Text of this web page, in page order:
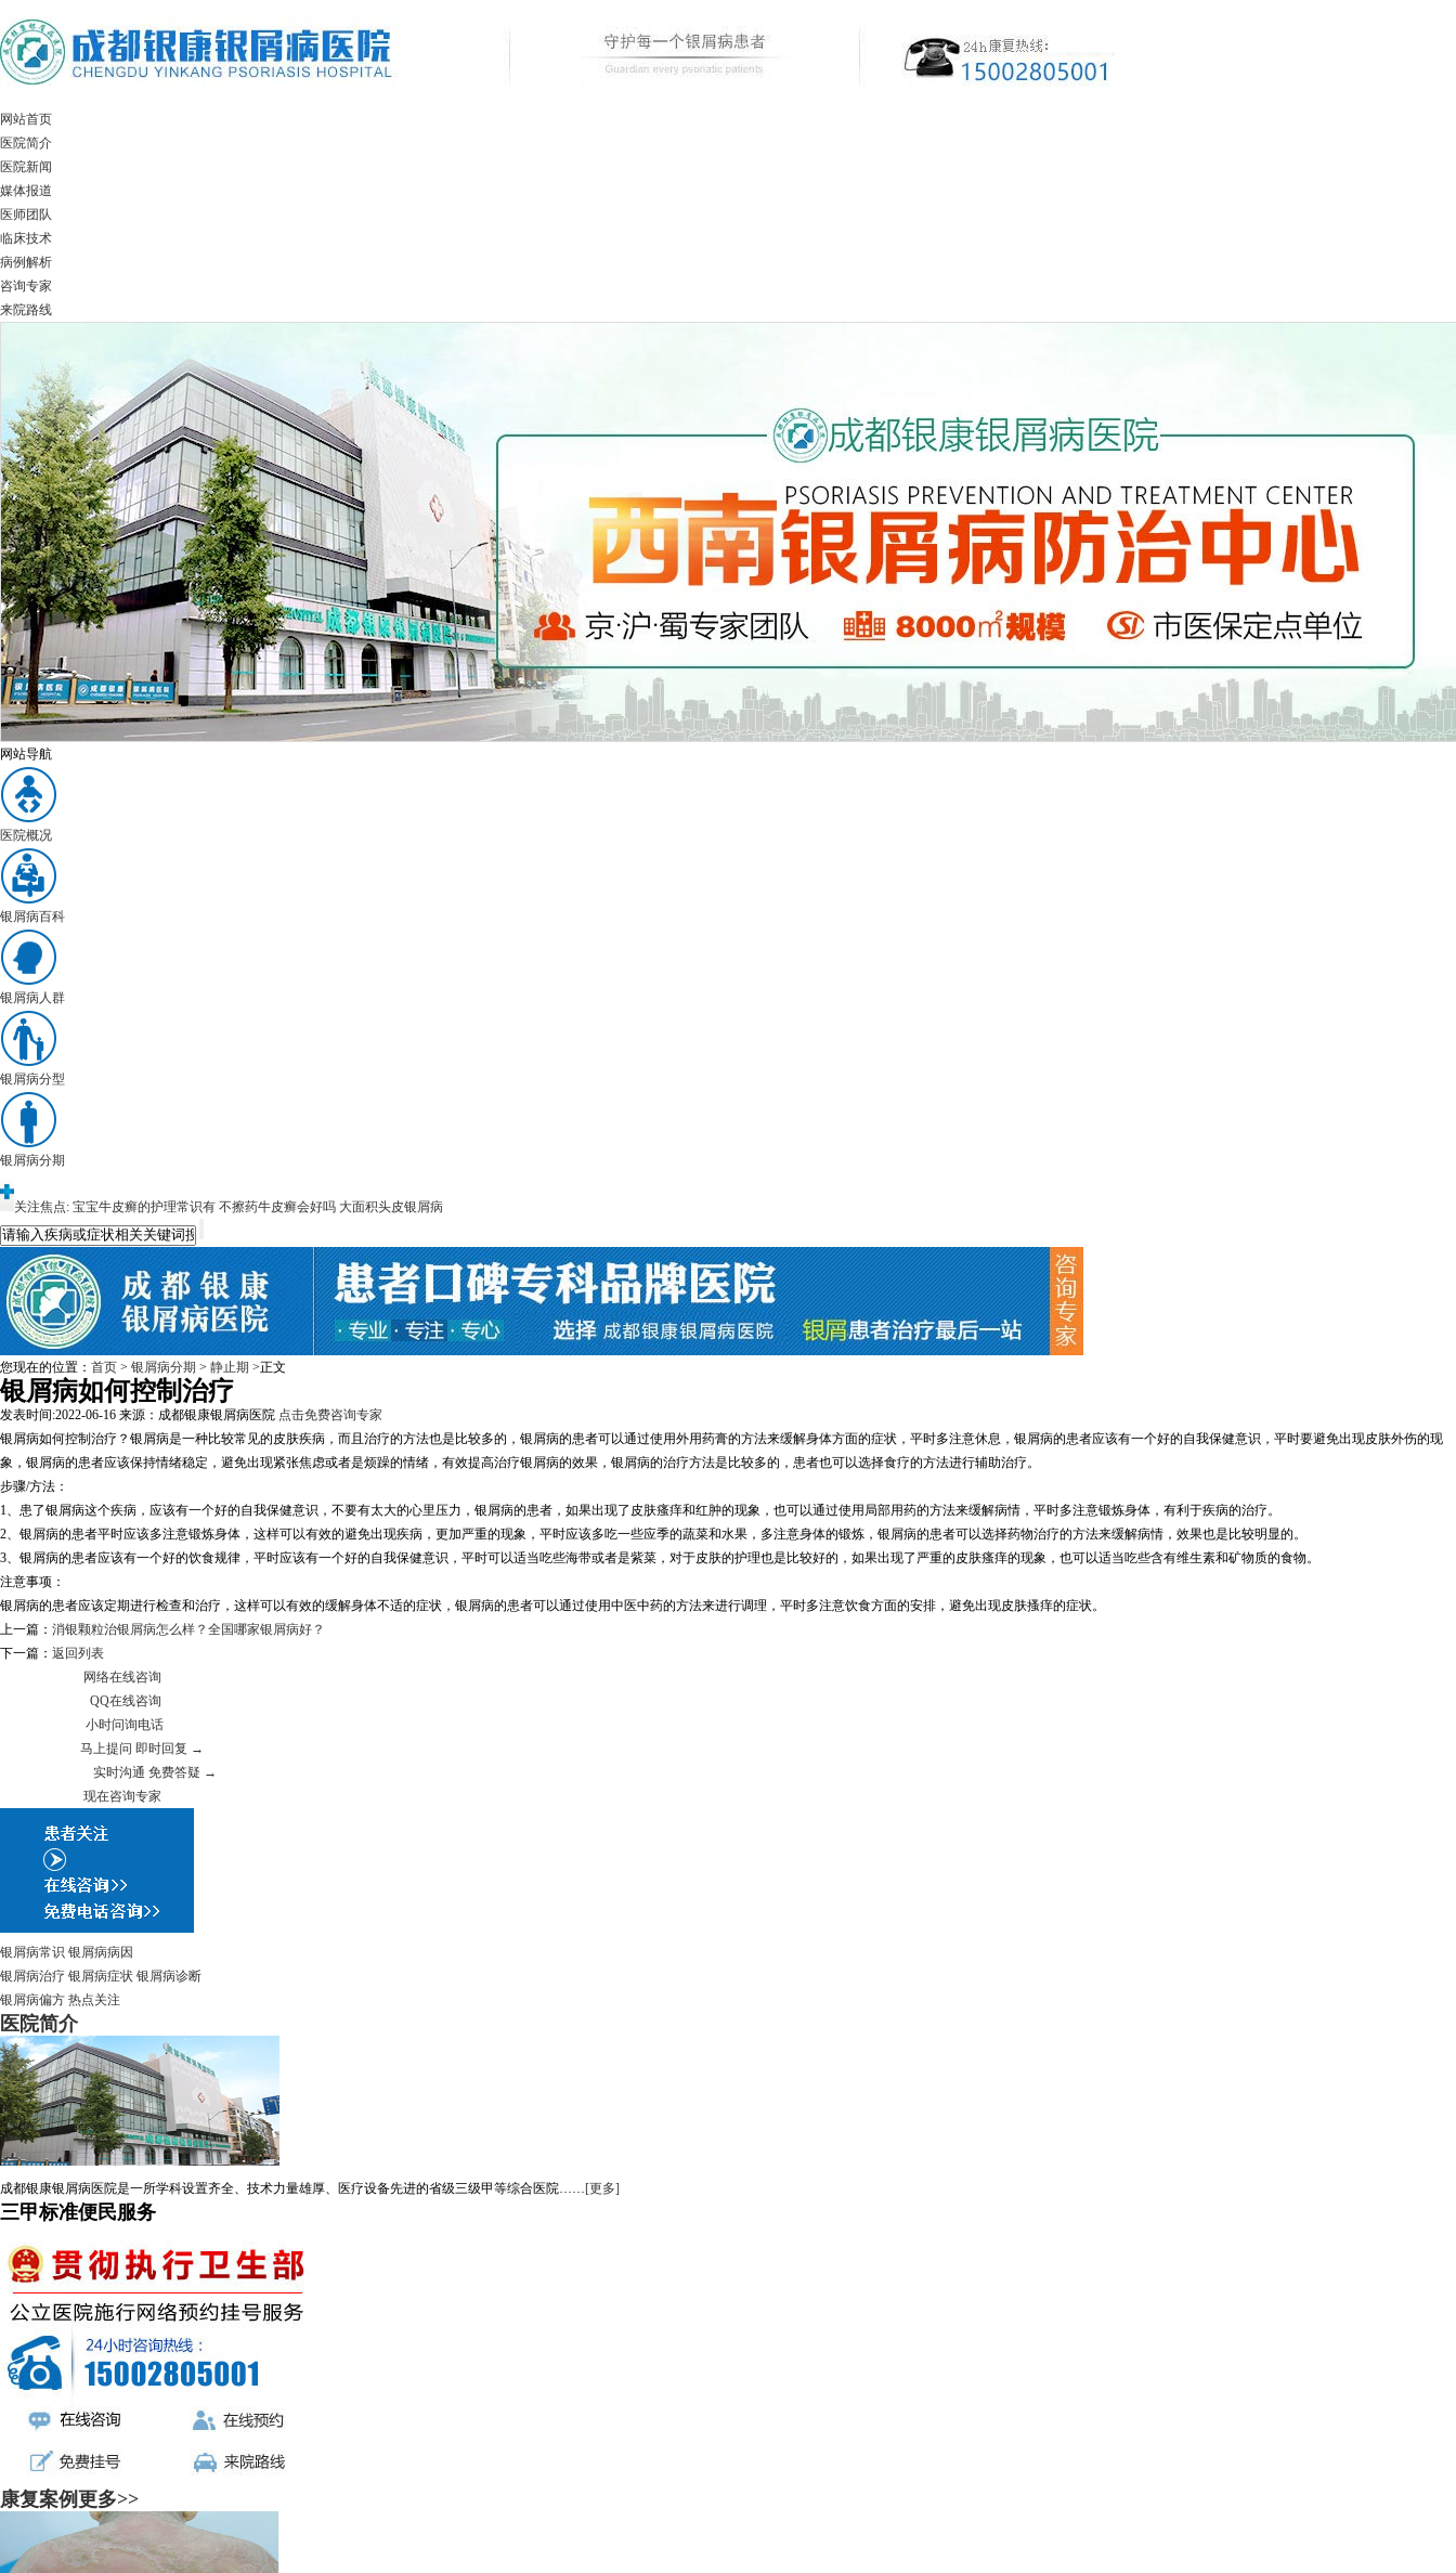
网站首页
医院简介
医院新闻
媒体报道
医师团队
临床技术
病例解析
咨询专家
来院路线
网站导航
医院概况
银屑病百科
银屑病人群
银屑病分型
银屑病分期
关注焦点: 宝宝牛皮癣的护理常识有 不擦药牛皮癣会好吗 大面积头皮银屑病
您现在的位置： 首页 > 银屑病分期 > 静止期 >正文
银屑病如何控制治疗
发表时间:2022-06-16 来源：成都银康银屑病医院 点击免费咨询专家
银屑病如何控制治疗？银屑病是一种比较常见的皮肤疾病，而且治疗的方法也是比较多的，银屑病的患者可以通过使用外用药膏的方法来缓解身体方面的症状，平时多注意休息，银屑病的患者应该有一个好的自我保健意识，平时要避免出现皮肤外伤的现
象，银屑病的患者应该保持情绪稳定，避免出现紧张焦虑或者是烦躁的情绪，有效提高治疗银屑病的效果，银屑病的治疗方法是比较多的，患者也可以选择食疗的方法进行辅助治疗。
步骤/方法：
1、患了银屑病这个疾病，应该有一个好的自我保健意识，不要有太大的心里压力，银屑病的患者，如果出现了皮肤瘙痒和红肿的现象，也可以通过使用局部用药的方法来缓解病情，平时多注意锻炼身体，有利于疾病的治疗。
2、银屑病的患者平时应该多注意锻炼身体，这样可以有效的避免出现疾病，更加严重的现象，平时应该多吃一些应季的蔬菜和水果，多注意身体的锻炼，银屑病的患者可以选择药物治疗的方法来缓解病情，效果也是比较明显的。
3、银屑病的患者应该有一个好的饮食规律，平时应该有一个好的自我保健意识，平时可以适当吃些海带或者是紫菜，对于皮肤的护理也是比较好的，如果出现了严重的皮肤瘙痒的现象，也可以适当吃些含有维生素和矿物质的食物。
注意事项：
银屑病的患者应该定期进行检查和治疗，这样可以有效的缓解身体不适的症状，银屑病的患者可以通过使用中医中药的方法来进行调理，平时多注意饮食方面的安排，避免出现皮肤搔痒的症状。
上一篇： 消银颗粒治银屑病怎么样？全国哪家银屑病好？
下一篇： 返回列表
网络在线咨询
QQ在线咨询
小时问询电话
马上提问 即时回复 →
实时沟通 免费答疑 →
现在咨询专家
银屑病常识 银屑病病因
银屑病治疗 银屑病症状 银屑病诊断
银屑病偏方 热点关注
医院简介
成都银康银屑病医院是一所学科设置齐全、技术力量雄厚、医疗设备先进的省级三级甲等综合医院……[更多]
三甲标准便民服务
康复案例 更多>>